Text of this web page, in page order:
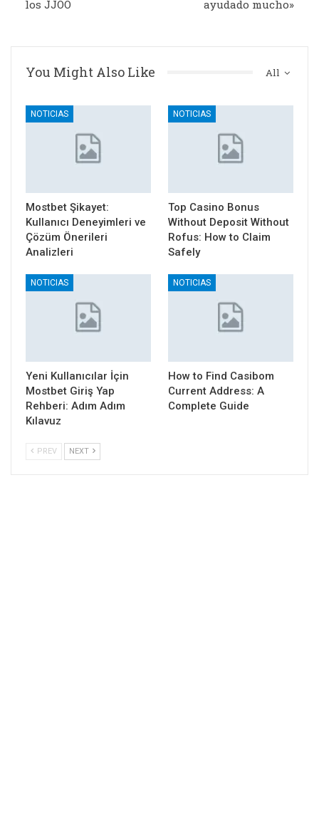
los JJOO ayudado mucho»
All
You Might Also Like
NOTICIAS
Mostbet Şikayet:
Kullanıcı Deneyimleri ve
Çözüm Önerileri
Analizleri
NOTICIAS
Top Casino Bonus
Without Deposit Without
Rofus: How to Claim
Safely
NOTICIAS
Yeni Kullanıcılar İçin
Mostbet Giriş Yap
Rehberi: Adım Adım
Kılavuz
NOTICIAS
How to Find Casibom
Current Address: A
Complete Guide
PREV NEXT